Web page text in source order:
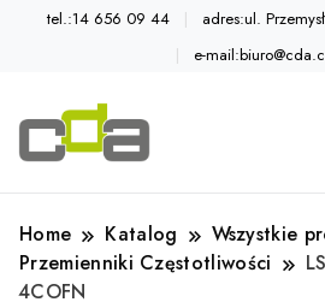
tel.:14 656 09 44
adres:ul.
e-
Home Katalog
Wszystkie
Przemienniki Częstotliwości
4COFN